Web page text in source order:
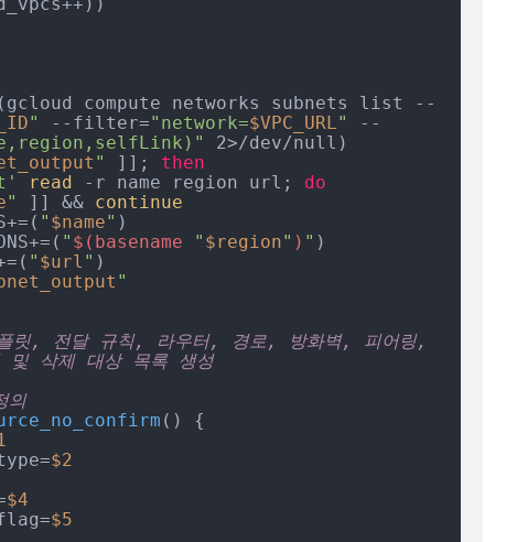
" --filter="network=$VPC_URL"
--
2>/dev/null)
" ]]; then
read -r name region url; do
" ]] && continue
" $name" )
" $(basename " $region" ) " )
" $url " )
"
릿, 전달 규칙, 라우터, 경로, 방화벽, 피어링,
및 삭제 대상 목록 생성
의
() {
$2
$4
$5